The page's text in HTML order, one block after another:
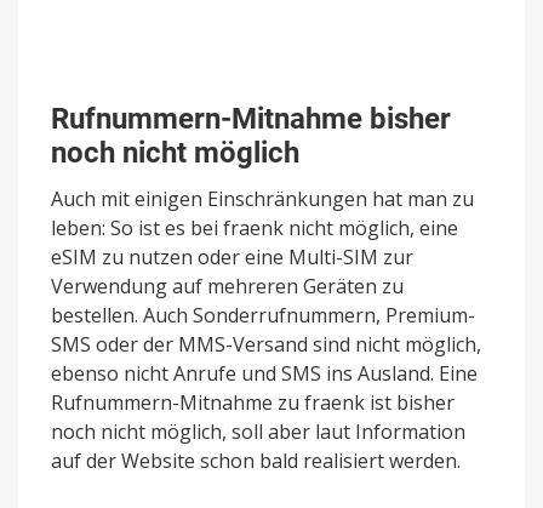
Rufnummern-Mitnahme bisher
noch nicht möglich
Auch mit einigen Einschränkungen hat man zu
leben: So ist es bei fraenk nicht möglich, eine
eSIM zu nutzen oder eine Multi-SIM zur
Verwendung auf mehreren Geräten zu
bestellen. Auch Sonderrufnummern, Premium-
SMS oder der MMS-Versand sind nicht möglich,
ebenso nicht Anrufe und SMS ins Ausland. Eine
Rufnummern-Mitnahme zu fraenk ist bisher
noch nicht möglich, soll aber laut Information
auf der Website schon bald realisiert werden.